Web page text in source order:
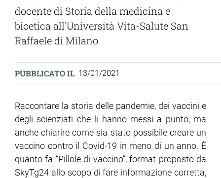
docente di Storia della medicina e
bioetica all'Università Vita-Salute San
Raffaele di Milano
PUBBLICATO IL 13/01/2021
Raccontare la storia delle pandemie, dei vaccini e
degli scienziati che li hanno messi a punto, ma
anche chiarire come sia stato possibile creare un
vaccino contro il Covid-19 in meno di un anno. È
quanto fa “Pillole di vaccino”, format proposto da
SkyTg24 allo scopo di fare informazione corretta,